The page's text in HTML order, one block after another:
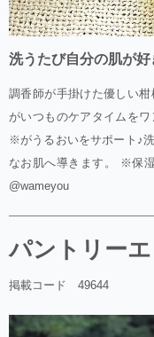
洗うたび自分の肌が好
調香師が手掛けた優しい
がいつものケアタイムを
※がうるおいをサポート♪
なお肌へ導きます。 ※保
@wameyou
パントリー
掲載コード 49644